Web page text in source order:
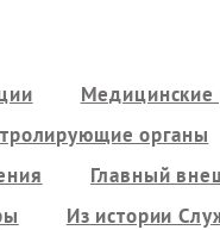
Медицинские
органы
Главный
Из истории